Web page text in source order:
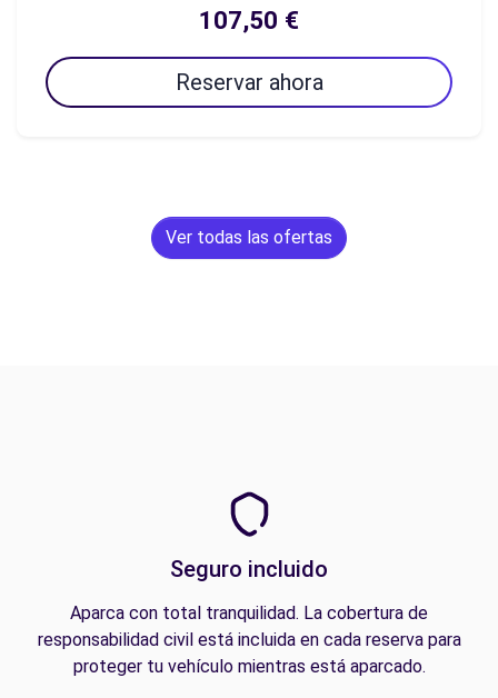
107,50 €
Reservar ahora
Ver todas las ofertas
Seguro incluido
Aparca con total tranquilidad. La cobertura de
responsabilidad civil está incluida en cada reserva para
proteger tu vehículo mientras está aparcado.